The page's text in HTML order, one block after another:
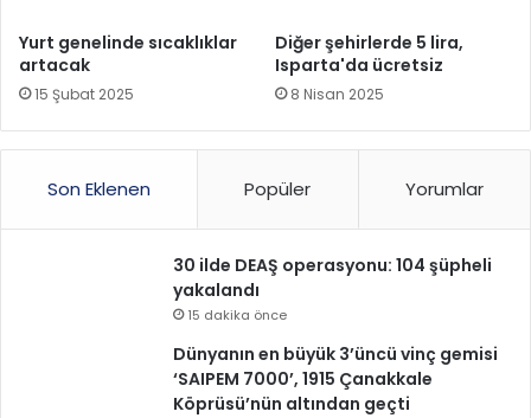
Yurt genelinde sıcaklıklar
artacak
15 Şubat 2025
Diğer şehirlerde 5 lira,
Isparta'da ücretsiz
8 Nisan 2025
Son Eklenen Popüler Yorumlar
30 ilde DEAŞ operasyonu: 104 şüpheli
yakalandı
15 dakika önce
Dünyanın en büyük 3’üncü vinç gemisi
‘SAIPEM 7000’, 1915 Çanakkale
Köprüsü’nün altından geçti